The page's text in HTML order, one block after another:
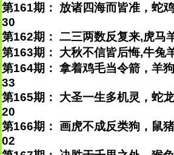
第161期： 放诸四海而皆准，蛇
30
第162期： 二三两数反复来,虎马
第163期： 大秋不信皆后悔,牛兔
第164期： 拿着鸡毛当令箭，羊
33
第165期： 大圣一生多机灵，蛇
20
第166期： 画虎不成反类狗，鼠
02